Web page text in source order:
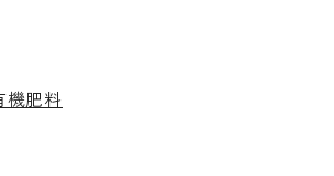
機肥料